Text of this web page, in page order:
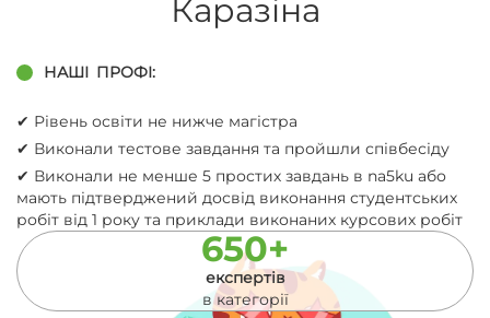
Каразіна
НАШІ ПРОФІ:
✔︎ Рівень освіти не нижче магістра
✔︎ Виконали тестове завдання та пройшли співбесіду
✔︎ Виконали не менше 5 простих завдань в na5ku або
мають підтверджений досвід виконання студентських
робіт від 1 року та приклади виконаних курсових робіт
650+
експертів
в категорії